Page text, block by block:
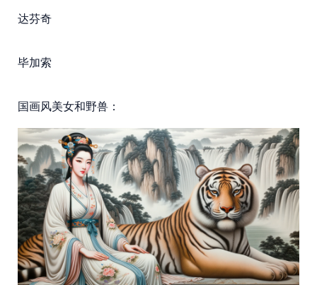
达芬奇
毕加索
国画风美女和野兽：